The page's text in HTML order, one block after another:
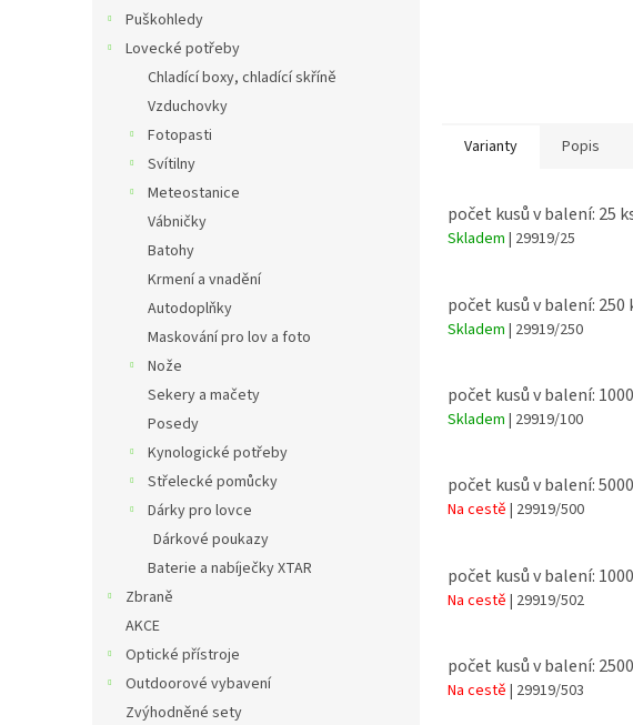
Puškohledy
Lovecké potřeby
Chladící boxy, chladící skříně
Vzduchovky
Fotopasti
Svítilny
Meteostanice
Vábničky
Batohy
Krmení a vnadění
Autodoplňky
Maskování pro lov a foto
Nože
Sekery a mačety
Posedy
Kynologické potřeby
Střelecké pomůcky
Dárky pro lovce
Dárkové poukazy
Baterie a nabíječky XTAR
Zbraně
AKCE
Optické přístroje
Outdoorové vybavení
Zvýhodněné sety
Varianty Popis
počet kusů v balení: 25
Skladem | 29919/25
počet kusů v balení: 250
Skladem | 29919/250
počet kusů v balení:
Skladem | 29919/100
počet kusů v balení:
Na cestě | 29919/500
počet kusů v balení:
Na cestě | 29919/502
počet kusů v balení:
Na cestě | 29919/503